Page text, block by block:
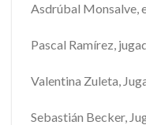
Asdrúbal Monsalve,
Pascal Ramírez,
Valentina Zuleta,
Sebastián Becker,